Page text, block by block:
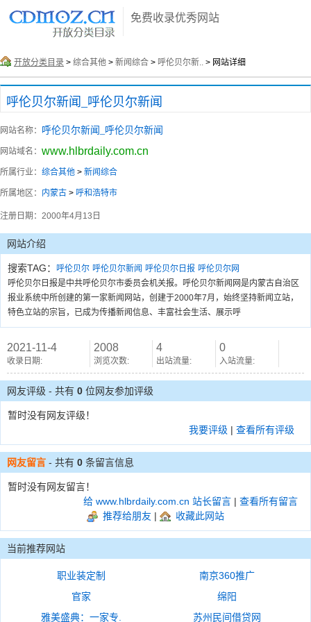
免费收录优秀网站
开放分类目录 > 综合其他 > 新闻综合 > 呼伦贝尔新.. > 网站详细
呼伦贝尔新闻_呼伦贝尔新闻
网站名称： 呼伦贝尔新闻_呼伦贝尔新闻
网站域名： www.hlbrdaily.com.cn
所属行业： 综合其他 > 新闻综合
所属地区： 内蒙古 > 呼和浩特市
注册日期： 2000年4月13日
网站介绍
搜索TAG： 呼伦贝尔 呼伦贝尔新闻 呼伦贝尔日报 呼伦贝尔网
呼伦贝尔日报是中共呼伦贝尔市委员会机关报。呼伦贝尔新闻网是内蒙古自治区
报业系统中所创建的第一家新闻网站，创建于2000年7月，始终坚持新闻立站，
特色立站的宗旨，已成为传播新闻信息、丰富社会生活、展示呼
2021-11-4
收录日期:
2008
浏览次数:
4
出站流量:
0
入站流量:
网友评级 - 共有 0 位网友参加评级
暂时没有网友评级！
我要评级 | 查看所有评级
网友留言 - 共有 0 条留言信息
暂时没有网友留言！
给 www.hlbrdaily.com.cn 站长留言 | 查看所有留言
推荐给朋友 | 收藏此网站
当前推荐网站
职业装定制
南京360推广
官家
绵阳
雅美盛典：一家专.
苏州民间借贷网